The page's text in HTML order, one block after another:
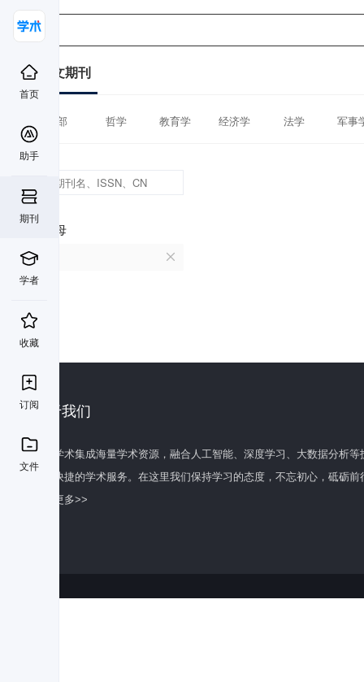
首页
助手
期刊
学者
收藏
订阅
文件
中文期刊
全部 哲学 教育学 经济学 法学 军事
首字母
A
关于我们
百度学术集成海量学术资源，融合人工智能、深度学习、大数据分析
全面快捷的学术服务。在这里我们保持学习的态度，不忘初心，砥砺前
了解更多>>